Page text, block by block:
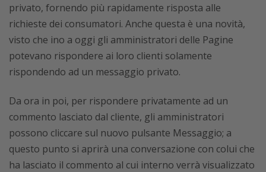
privato, fornendo più rapidamente risposta alle
richieste dei consumatori. Anche questa è una novità,
visto che ino a oggi gli amministratori delle Pagine
potevano rispondere ai loro clienti solamente
rispondendo ad un messaggio privato.
Da ora in poi, per rispondere privatamente ad un
commento lasciato dal cliente, gli amministratori
possono cliccare sul nuovo pulsante Messaggio; a
questo punto si aprirà una conversazione con colui che
ha lasciato il commento al cui interno verrà visualizzato